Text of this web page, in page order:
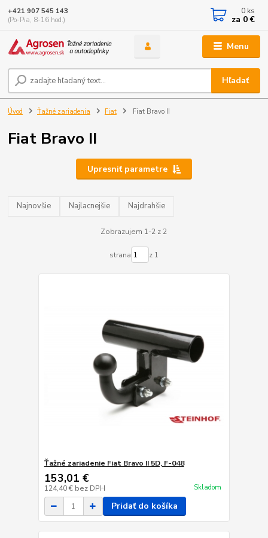
Menu
Hľadať
+421 907 545 143
(Po-Pia, 8-16 hod.)
0 ks
za 0 €
Úvod Ťažné zariadenia Fiat Fiat Bravo II
Fiat Bravo II
Upresniť parametre
Najnovšie Najlacnejšie Najdrahšie
Zobrazujem 1-2 z 2
strana z 1
Ťažné zariadenie Fiat Bravo II 5D, F-048
153,01 €
124,40 € bez DPH Skladom
Pridať do košíka